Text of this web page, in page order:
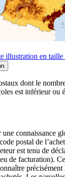
illustration en taille
dont le
est inférieur ou
connaissance
postal de
est tenu de
de facturation).